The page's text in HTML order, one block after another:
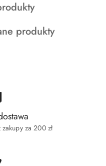
statusie:
produkty
za 200 zł